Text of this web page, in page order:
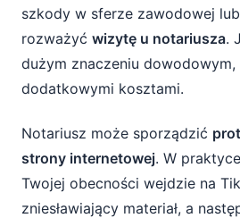
szkody w sferze zawodowej
rozważyć wizytę u notariusza.
dużym znaczeniu
dodatkowymi kosztami.
Notariusz może sporządzić
strony internetowej. W
Twojej obecności wejdzie na
zniesławiający materiał, a